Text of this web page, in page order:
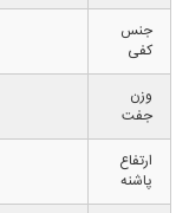
جنس
کفی
وزن
جفت
ارتفاع
پاشنه